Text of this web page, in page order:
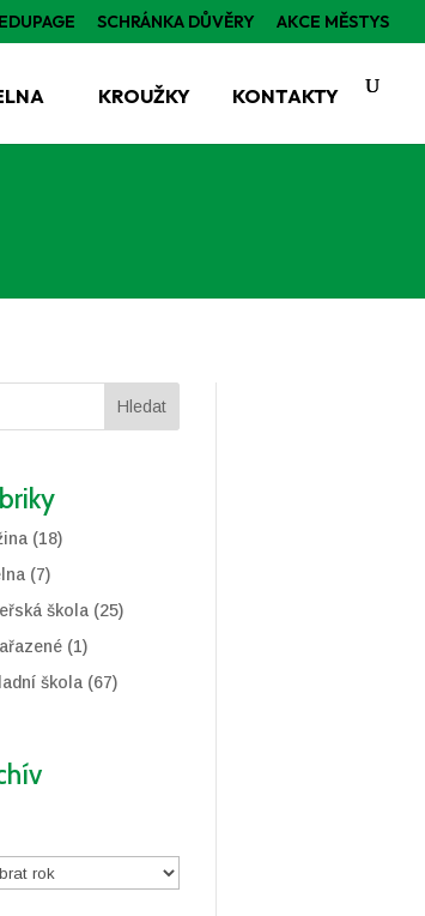
EDUPAGE SCHRÁNKA DŮVĚRY AKCE MĚSTYS
KROUŽKY KONTAKTY
Hledat
(18)
(7)
škola(25)
(1)
škola(67)